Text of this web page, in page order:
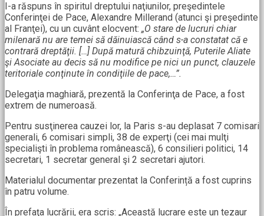
I-a răspuns în spiritul dreptului naţiunilor, preşedintele
Conferinţei de Pace, Alexandre Millerand (atunci şi preşedinte
al Franţei), cu un cuvânt elocvent: „O stare de lucruri chiar
milenară nu are temei să dăinuiască când s-a constatat că e
contrară dreptăţii. […] După matură chibzuinţă, Puterile Aliate
şi Asociate au decis să nu modifice pe nici un punct, clauzele
teritoriale conţinute în condiţiile de pace,…”.
Delegaţia maghiară, prezentă la Conferinţa de Pace, a fost
extrem de numeroasă.
Pentru susţinerea cauzei lor, la Paris s-au deplasat 7 comisari
generali, 6 comisari simpli, 38 de experţi (cei mai mulţi
specialişti în problema românească), 6 consilieri politici, 14
secretari, 1 secretar general şi 2 secretari ajutori.
Materialul documentar prezentat la Conferință a fost cuprins
în patru volume.
În prefaţa lucrării, era scris: „Această lucrare este un tezaur